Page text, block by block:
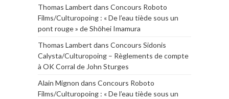
Thomas Lambert dans Concours Roboto
Films/Culturopoing : « De l’eau tiède sous un
pont rouge » de Shōhei Imamura
Thomas Lambert dans Concours Sidonis
Calysta/Culturopoing – Règlements de compte
à OK Corral de John Sturges
Alain Mignon dans Concours Roboto
Films/Culturopoing : « De l’eau tiède sous un